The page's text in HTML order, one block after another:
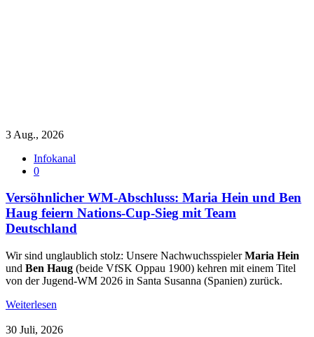
3 Aug., 2026
Infokanal
0
Versöhnlicher WM‑Abschluss: Maria Hein und Ben
Haug feiern Nations‑Cup‑Sieg mit Team
Deutschland
Wir sind unglaublich stolz: Unsere NachwuchsspielerMaria Hein
und Ben Haug (beide VfSK Oppau 1900) kehren mit einem Titel
von der Jugend‑WM 2026 in Santa Susanna (Spanien) zurück.
Weiterlesen
30 Juli, 2026